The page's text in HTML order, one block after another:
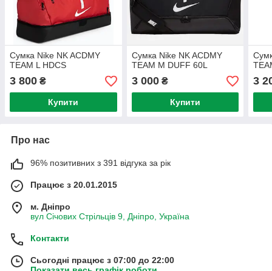
Сумка Nike NK ACDMY
TEAM L HDCS
3 800 ₴
Купити
Сумка Nike NK ACDMY
TEAM M DUFF 60L
3 000₴
Купити
3
Про нас
96% позитивних з 391 відгука за рік
Працює з 20.01.2015
м. Дніпро
вул Січових Стрільців 9, Дніпро, Україна
Контакти
Сьогодні працює з 07:00 до 22:00